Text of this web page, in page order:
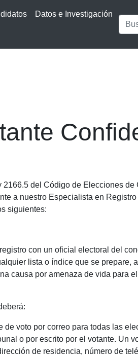
Datos e Investigación
del Código de Elecciones
a nuestro Especialista en
siguientes:
con un oficial electoral del
lista o índice que se prepare,
causa por amenaza de vida para
voto por correo para todas las
o por escrito por el votante. Un
de residencia, número de